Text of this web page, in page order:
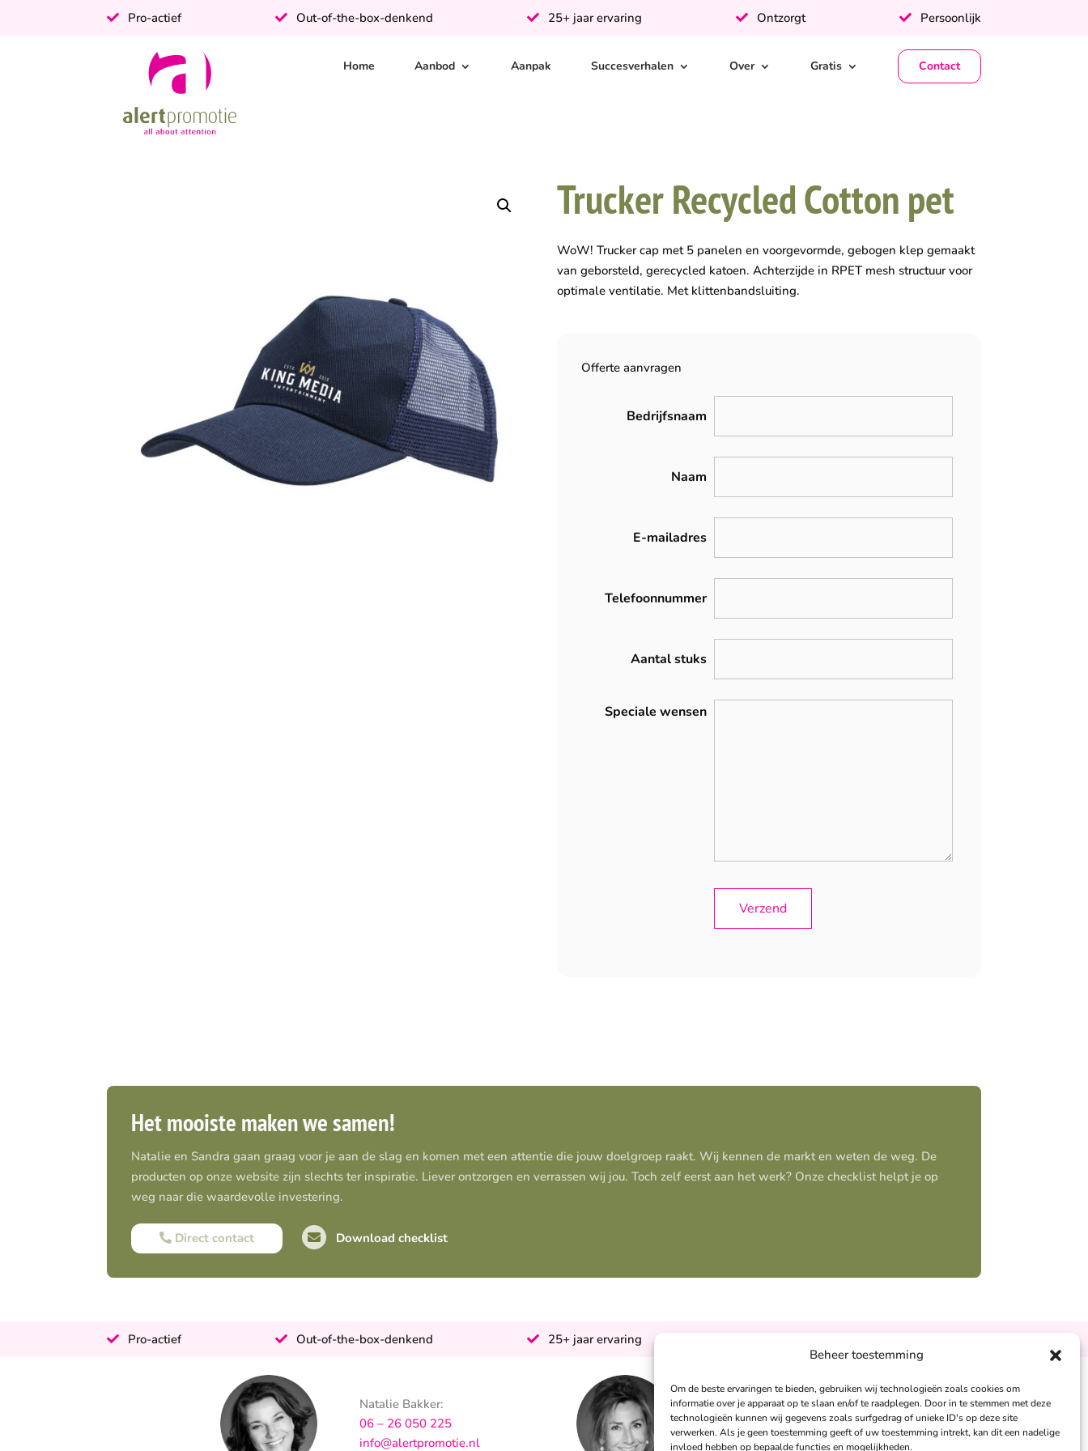
Beheer toestemming
Om de beste ervaringen te bieden, gebruiken wij technologieën zoals cookies om
informatie over je apparaat op te slaan en/of te raadplegen. Door in te stemmen met deze
technologieën kunnen wij gegevens zoals surfgedrag of unieke ID's op deze site
verwerken. Als je geen toestemming geeft of uw toestemming intrekt, kan dit een nadelige
invloed hebben op bepaalde functies en mogelijkheden.
Pro-actief Out-of-the-box-denkend 25+ jaar ervaring Ontzorgt Persoonlijk
Home Aanbod Aanpak Succesverhalen Over Gratis Contact
Trucker Recycled Cotton pet
WoW! Trucker cap met 5 panelen en voorgevormde, gebogen klep gemaakt
van geborsteld, gerecycled katoen. Achterzijde in RPET mesh structuur voor
optimale ventilatie. Met klittenbandsluiting.
Offerte aanvragen
Bedrijfsnaam
Naam
E-mailadres
Telefoonnummer
Aantal stuks
Speciale wensen
Het mooiste maken we samen!
Natalie en Sandra gaan graag voor je aan de slag en komen met een attentie die jouw doelgroep raakt. Wij kennen de markt en weten de weg. De
producten op onze website zijn slechts ter inspiratie. Liever ontzorgen en verrassen wij jou. Toch zelf eerst aan het werk? Onze checklist helpt je op
weg naar die waardevolle investering.
Direct contact Download checklist
Pro-actief Out-of-the-box-denkend 25+ jaar ervaring
Natalie Bakker:
06 – 26 050 225
info@alertpromotie.nl
Sandra Peters:
06 – 26 050 230
info@alertpromotie.nl